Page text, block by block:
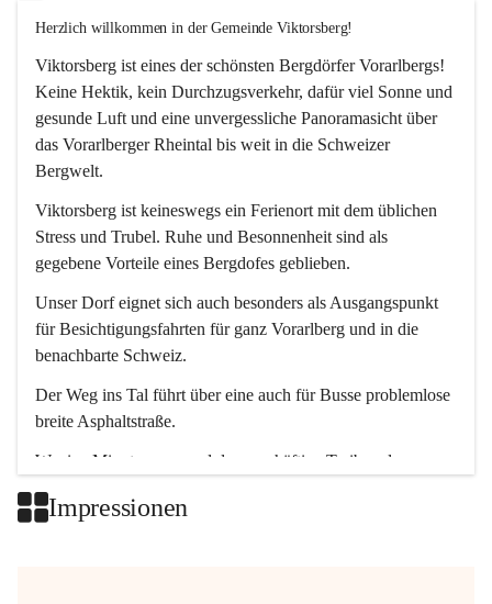
Herzlich willkommen in der Gemeinde Viktorsberg!
Viktorsberg ist eines der schönsten Bergdörfer Vorarlbergs!
Keine Hektik, kein Durchzugsverkehr, dafür viel Sonne und
gesunde Luft und eine unvergessliche Panoramasicht über
das Vorarlberger Rheintal bis weit in die Schweizer
Bergwelt.
Viktorsberg ist keineswegs ein Ferienort mit dem üblichen
Stress und Trubel. Ruhe und Besonnenheit sind als
gegebene Vorteile eines Bergdofes geblieben.
Unser Dorf eignet sich auch besonders als Ausgangspunkt
für Besichtigungsfahrten für ganz Vorarlberg und in die
benachbarte Schweiz.
Der Weg ins Tal führt über eine auch für Busse problemlose
breite Asphaltstraße.
Wenige Minuten nur, und das geschäftige Treiben der
Impressionen